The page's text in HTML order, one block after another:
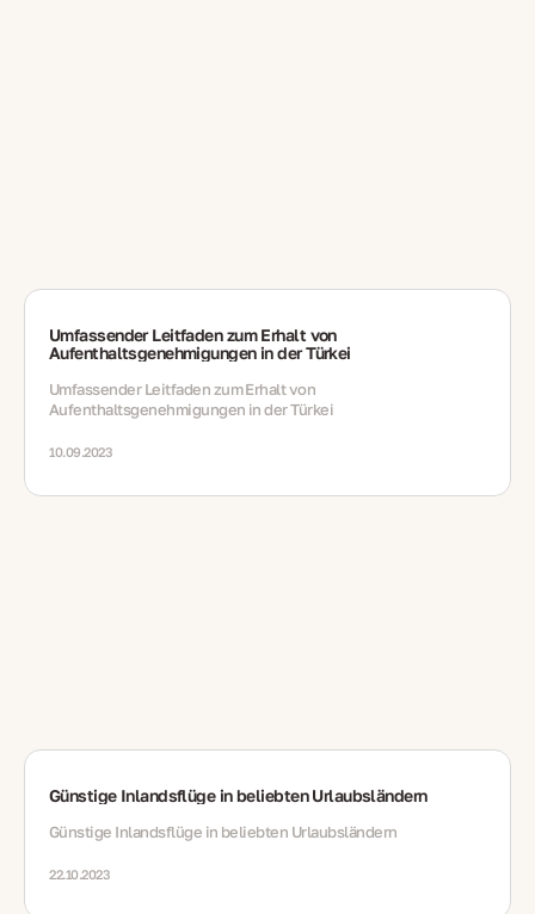
Umfassender Leitfaden zum Erhalt von
Aufenthaltsgenehmigungen in der Türkei
Umfassender Leitfaden zum Erhalt von
Aufenthaltsgenehmigungen in der Türkei
10.09.2023
Günstige Inlandsflüge in beliebten Urlaubsländern
Günstige Inlandsflüge in beliebten Urlaubsländern
22.10.2023